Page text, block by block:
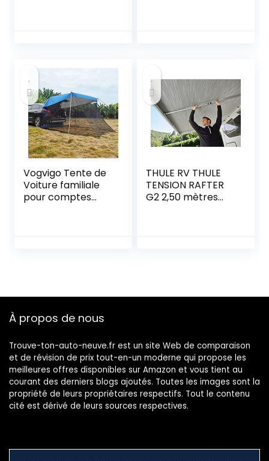
Tente intérieure et
Extérieure 2 en 1,
pour Familles
Camping Voyage
Plein Air
Vogvigo Tente de
Voiture familiale
pour comptes
THULE RV THULE
TENSION RAFTER
G2 2,50 mètres
À propos de nous
Trouve-ton-auto-neuve.fr est un site Web de comparaison
et de révision de prix tout-en-un moderne qui propose les
meilleures offres disponibles sur Amazon et vous tient au
courant des derniers blogs ajoutés. Toutes les images sont la
propriété de leurs propriétaires respectifs. Tout le contenu
cité est dérivé de leurs sources respectives.